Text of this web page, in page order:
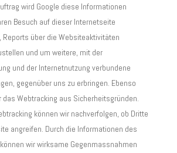
wird Google diese Informationen
Besuch auf dieser Internetseite
Reports über die Websiteaktivitäten
und um weitere, mit der
und der Internetnutzung verbundene
gegenüber uns zu erbringen. Ebenso
das Webtracking aus Sicherheitsgründen.
können wir nachverfolgen, ob Dritte
angreifen. Durch die Informationen des
wir wirksame Gegenmassnahmen